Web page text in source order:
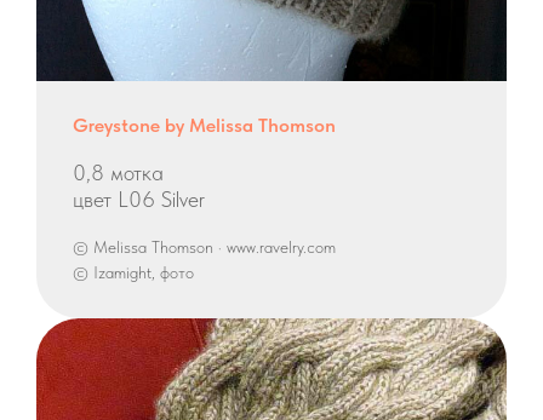
Greystone by Melissa Thomson
0,8 мотка
цвет L06 Silver
© Melissa Thomson · www.ravelry.com
© Izamight, фото